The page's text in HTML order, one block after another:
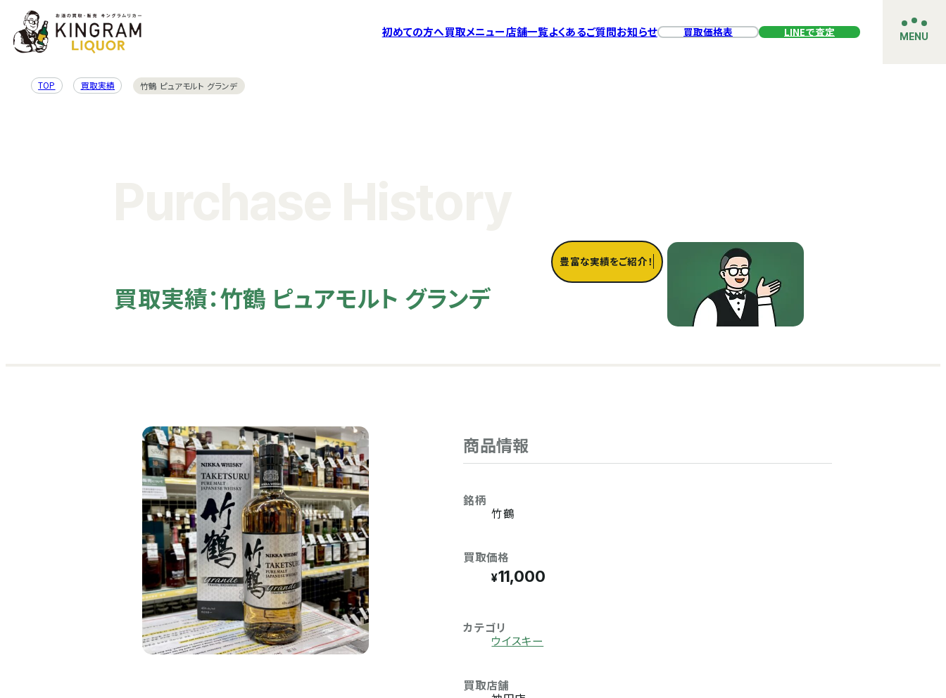
初めての方へ買取メニュー店舗一覧よくあるご質問お知らせ 買取価格表 LINEで査定 MENU
TOP 買取実績 竹鶴 ピュアモルト グランデ
買取実績：竹鶴 ピュアモルト グランデ
豊富な実績をご紹介！
商品情報
銘柄
竹鶴
買取価格
11,000
カテゴリ
ウイスキー
買取店舗